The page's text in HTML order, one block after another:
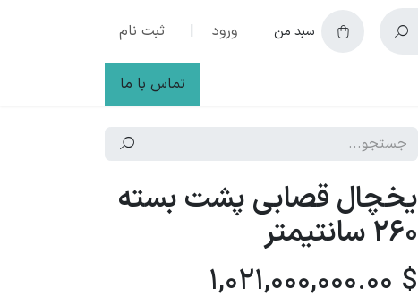
سبد من ورود | ثبت نام
تماس با ما
یخچال قصابی پشت بسته
260 سانتیمتر
$
1,021,000,000.00